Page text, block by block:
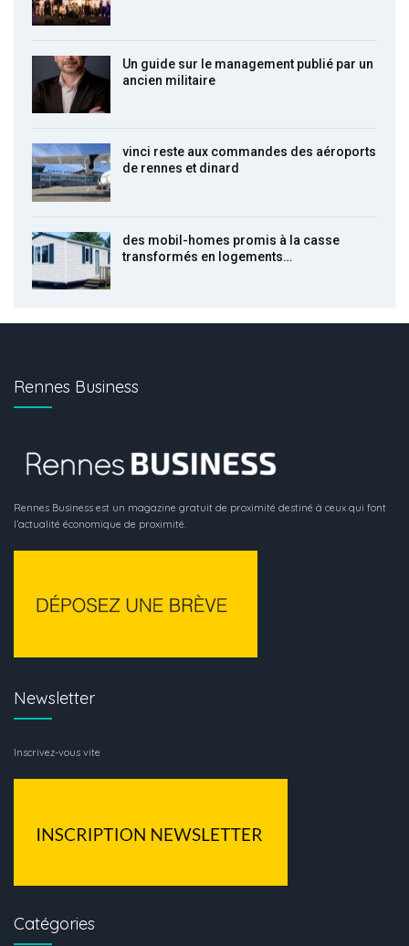
Un guide sur le management publié par un
ancien militaire
vinci reste aux commandes des aéroports
de rennes et dinard
des mobil-homes promis à la casse
transformés en logements…
Rennes Business
Rennes Business est un magazine gratuit de proximité destiné à ceux qui font
l’actualité économique de proximité.
Newsletter
Inscrivez-vous vite
Catégories